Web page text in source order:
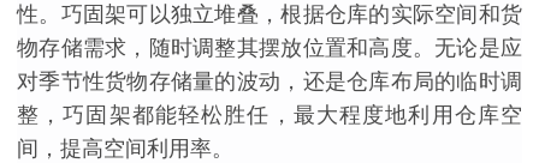
性。巧固架可以独立堆叠，根据仓库的实际空间和货
物存储需求，随时调整其摆放位置和高度。无论是应
对季节性货物存储量的波动，还是仓库布局的临时调
整，巧固架都能轻松胜任，最大程度地利用仓库空
间，提高空间利用率。